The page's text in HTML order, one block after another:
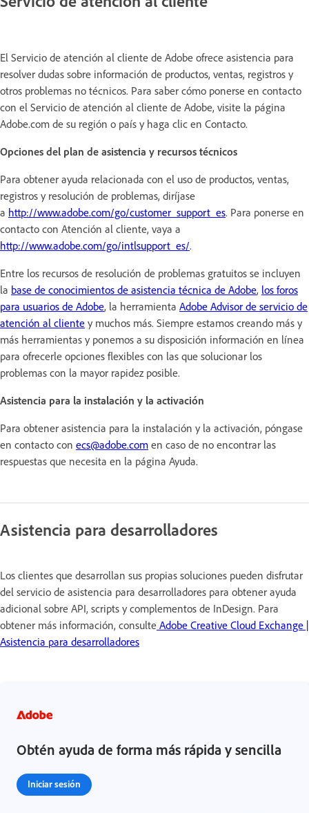
El Servicio de atención al cliente de Adobe ofrece asistencia para
resolver dudas sobre información de productos, ventas, registros y
otros problemas no técnicos. Para saber cómo ponerse en contacto
con el Servicio de atención al cliente de Adobe, visite la página
Adobe.com de su región o país y haga clic en Contacto.
Opciones del plan de asistencia y recursos técnicos
Para obtener ayuda relacionada con el uso de productos, ventas,
registros y resolución de problemas, diríjase
a http://www.adobe.com/go/customer_support_es. Para ponerse en
contacto con Atención al cliente, vaya a
http://www.adobe.com/go/intlsupport_es/.
Entre los recursos de resolución de problemas gratuitos se incluyen
la base de conocimientos de asistencia técnica de Adobe, los foros
para usuarios de Adobe, la herramienta Adobe Advisor de servicio de
atención al cliente y muchos más. Siempre estamos creando más y
más herramientas y ponemos a su disposición información en línea
para ofrecerle opciones flexibles con las que solucionar los
problemas con la mayor rapidez posible.
Asistencia para la instalación y la activación
Para obtener asistencia para la instalación y la activación, póngase
en contacto con ecs@adobe.com en caso de no encontrar las
respuestas que necesita en la página Ayuda.
Asistencia para desarrolladores
Los clientes que desarrollan sus propias soluciones pueden disfrutar
del servicio de asistencia para desarrolladores para obtener ayuda
adicional sobre API, scripts y complementos de InDesign. Para
obtener más información, consulte Adobe Creative Cloud Exchange |
Asistencia para desarrolladores
Obtén ayuda de forma más rápida y sencilla
Iniciar sesión